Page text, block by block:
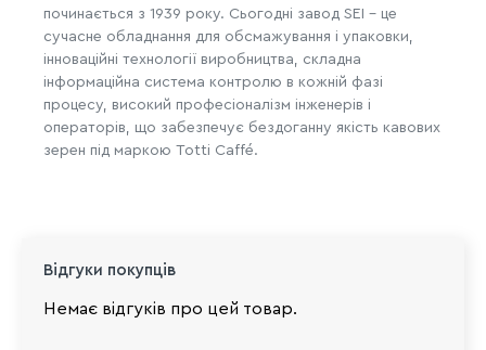
починається з 1939 року. Сьогодні завод SEI - це
сучасне обладнання для обсмажування і упаковки,
інноваційні технології виробництва, складна
інформаційна система контролю в кожній фазі
процесу, високий професіоналізм інженерів і
операторів, що забезпечує бездоганну якість кавових
зерен під маркою Totti Caffé.
Відгуки покупців
Немає відгуків про цей товар.